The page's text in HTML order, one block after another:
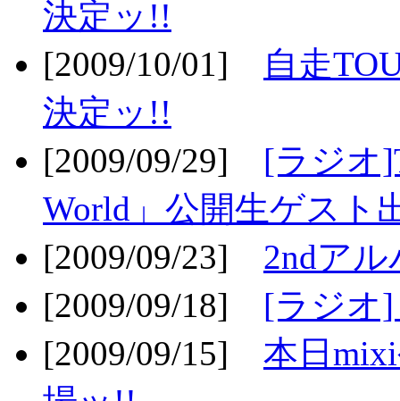
決定ッ!!
[2009/10/01]
自走
決定ッ!!
[2009/09/29] [ラジオ
World」公開生ゲスト
[2009/09/23] 2ndア
[2009/09/18] [ラジオ
[2009/09/15] 本日